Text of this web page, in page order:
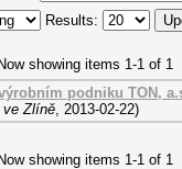
Results:
Now showing items 1-1 of 1
podniku TON,
ve Zlíně, 2013-02-22)
Now showing items 1-1 of 1